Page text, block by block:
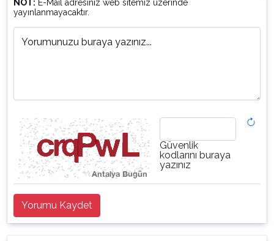
NOT: E-Mail adresiniz web sitemiz üzerinde
yayınlanmayacaktır.
Yorumunuzu buraya yazınız...
Güvenlik
kodlarını buraya
yazınız
Yorumu Kaydet